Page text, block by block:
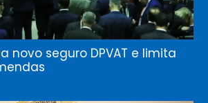
novo seguro DPVAT e limita